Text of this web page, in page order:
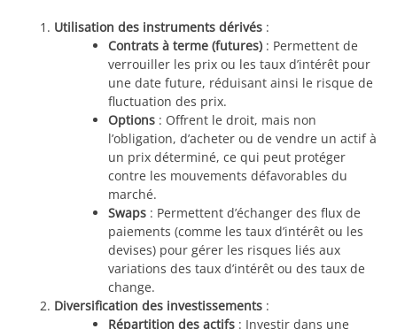
Utilisation des instruments dérivés :
Contrats à terme (futures) : Permettent de
verrouiller les prix ou les taux d’intérêt pour
une date future, réduisant ainsi le risque de
fluctuation des prix.
Options : Offrent le droit, mais non
l’obligation, d’acheter ou de vendre un actif à
un prix déterminé, ce qui peut protéger
contre les mouvements défavorables du
marché.
Swaps : Permettent d’échanger des flux de
paiements (comme les taux d’intérêt ou les
devises) pour gérer les risques liés aux
variations des taux d’intérêt ou des taux de
change.
Diversification des investissements :
Répartition des actifs : Investir dans une